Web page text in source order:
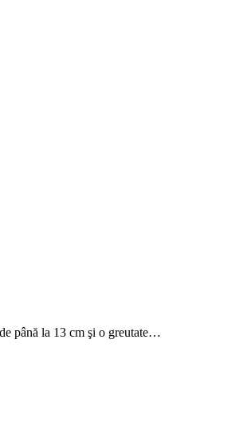
până la 13 cm şi o greutate…